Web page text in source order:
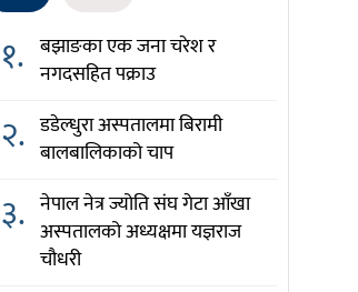
१. बझाङका एक जना चरेश र
नगदसहित पक्राउ
२. डडेल्धुरा अस्पतालमा बिरामी
बालबालिकाको चाप
३. नेपाल नेत्र ज्योति संघ गेटा आँखा
अस्पतालको अध्यक्षमा यज्ञराज
चौधरी